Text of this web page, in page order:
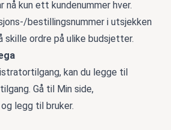
nå kun ett kundenummer hver.
bestillingsnummer i utsjekken
skille ordre på ulike budsjetter.
kan du legge til
Gå til Min side,
legg til bruker.